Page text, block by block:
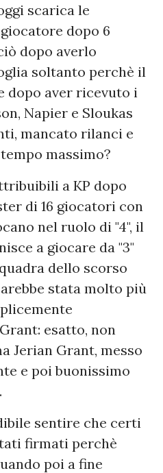
scarica le
dopo 6
dopo averlo
soltanto perchè il
dopo aver ricevuto i
Napier e Sloukas
mancato rilanci e
massimo?
a KP dopo
di 16 giocatori con
nel ruolo di "4", il
a giocare da "3"
dello scorso
stata molto più
esatto, non
Jerian Grant, messo
e poi buonissimo
sentire che certi
firmati perchè
poi a fine